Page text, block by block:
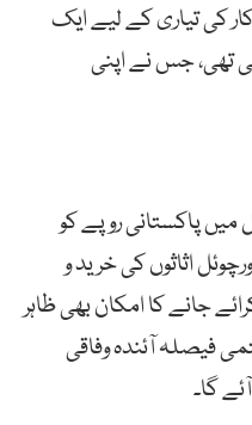
کی تیاری کے لیے ایک
تھی، جس نے اپنی
پاکستانی روپے کو
اثاثوں کی خرید و
جانے کا امکان بھی ظاہر
فیصلہ آئندہ وفاقی
گا۔